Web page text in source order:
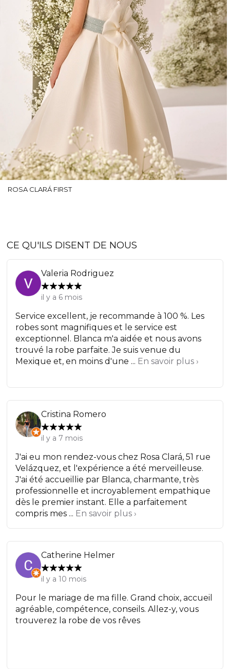
ROSA CLARÁ FIRST
CE QU'ILS DISENT DE NOUS
Valeria Rodriguez
il y a 6 mois
Service excellent, je recommande à 100 %. Les
robes sont magnifiques et le service est
exceptionnel. Blanca m'a aidée et nous avons
trouvé la robe parfaite. Je suis venue du
Mexique et, en moins d'une ... En savoir plus ›
Cristina Romero
il y a 7 mois
J'ai eu mon rendez-vous chez Rosa Clará, 51 rue
Velázquez, et l'expérience a été merveilleuse.
J'ai été accueillie par Blanca, charmante, très
professionnelle et incroyablement empathique
dès le premier instant. Elle a parfaitement
compris mes ... En savoir plus ›
Catherine Helmer
il y a 10 mois
Pour le mariage de ma fille. Grand choix, accueil
agréable, compétence, conseils. Allez-y, vous
trouverez la robe de vos rêves